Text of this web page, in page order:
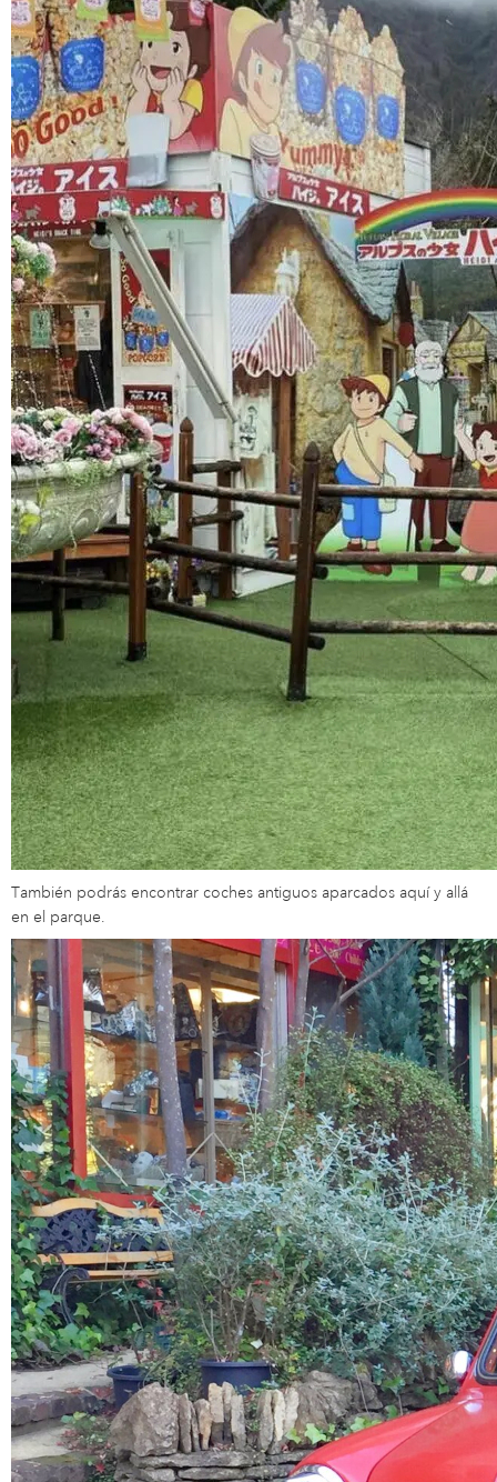
También podrás encontrar coches antiguos aparcados aquí y allá
en el parque.